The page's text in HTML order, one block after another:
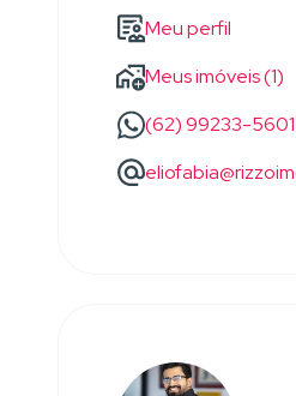
Meu perfil
Meus imóveis (1)
(62) 99233-5601